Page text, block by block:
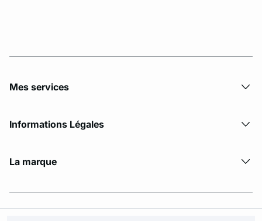
Mes services
Informations Légales
La marque